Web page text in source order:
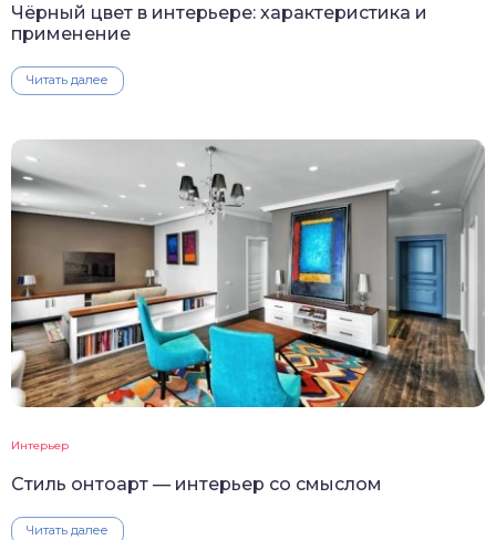
Чёрный цвет в интерьере: характеристика и
применение
Читать далее
Интерьер
Стиль онтоарт — интерьер со смыслом
Читать далее